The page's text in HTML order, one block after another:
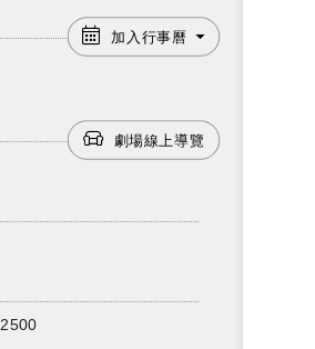
加入行事曆
劇場線上導覽